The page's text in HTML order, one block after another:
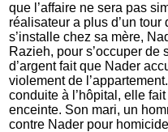
que l’affaire ne sera pas
réalisateur a plus d’un
s’installe chez sa mère,
Razieh, pour s’occuper
d’argent fait que Nader
violement de
conduite à l’hôpital, elle
enceinte. Son mari, un
contre Nader pour